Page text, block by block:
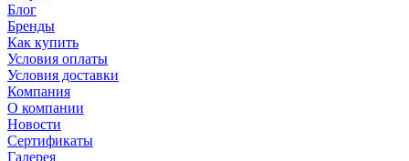
Блог
Бренды
Как купить
Условия оплаты
Условия доставки
Компания
О компании
Новости
Сертификаты
Галерея